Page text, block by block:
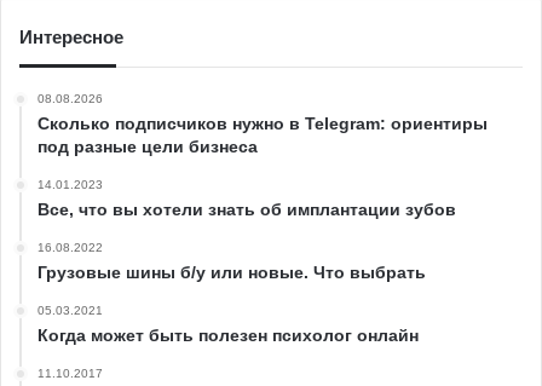
Интересное
08.08.2026
Сколько подписчиков нужно в Telegram: ориентиры
под разные цели бизнеса
14.01.2023
Все, что вы хотели знать об имплантации зубов
16.08.2022
Грузовые шины б/у или новые. Что выбрать
05.03.2021
Когда может быть полезен психолог онлайн
11.10.2017